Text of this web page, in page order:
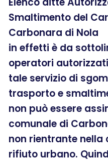
Smaltimento del
Carbonara di Nola
in effetti è da
operatori
tale servizio di
trasporto e
non può essere
comunale di
non rientrante nella
rifiuto urbano.